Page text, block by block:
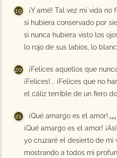
¡Y amé! Tal vez mi vida no
si hubiera conservado por
si nunca hubiera visto los
lo rojo de sus labios, lo
¡Felices aquellos que
¡Felices!... ¡Felices que no
el cáliz terrible de un fiero
¡Qué amargo es el amor! 144
¡Qué amargo es el amor!
yo cruzaré el desierto de mi
mostrando a todos mi